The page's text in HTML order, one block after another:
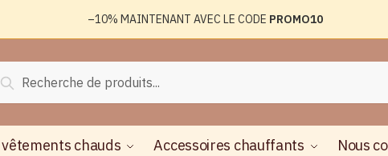
–10% MAINTENANT AVEC LE CODE PROMO10
:
Recherche
vêtements chauds Accessoires chauffants Nous